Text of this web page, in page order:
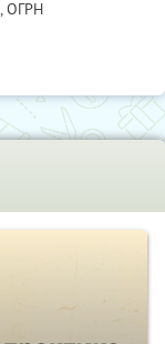
, ОГРН